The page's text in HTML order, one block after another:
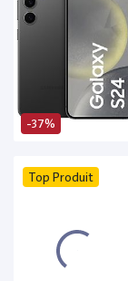
-37%
Top Produit